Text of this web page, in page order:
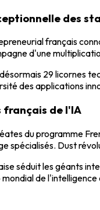
des
français
d'une
29 licornes
des applications
français de l'IA
du programme
spécialisés. Dust
séduit les géants
mondial de